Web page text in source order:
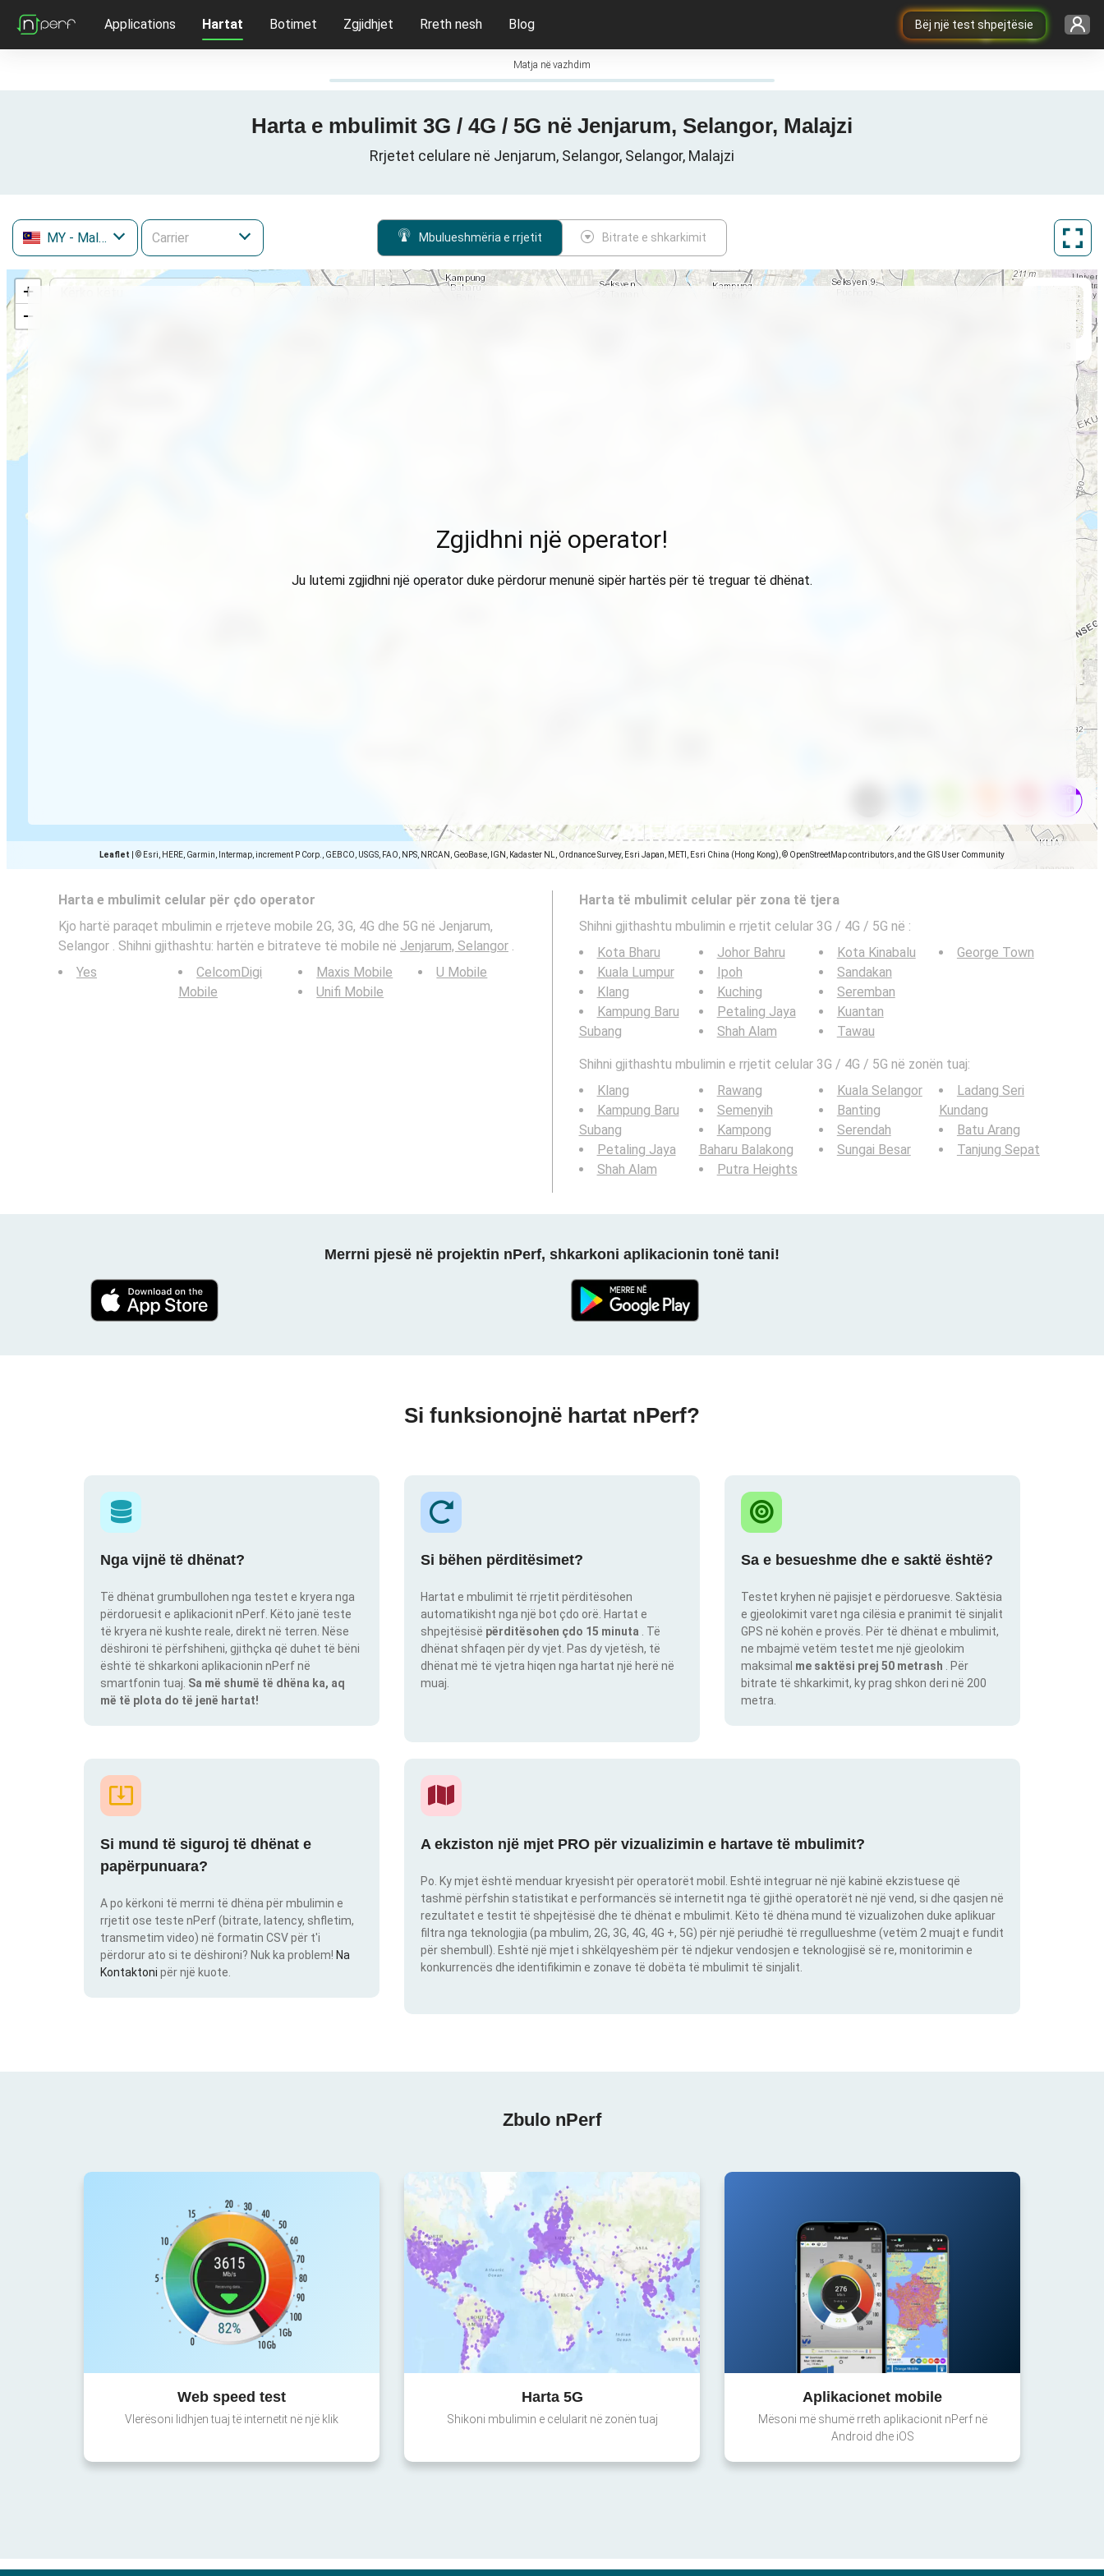
Bëj një test shpejtësie
Applications Hartat Botimet Zgjidhjet Rreth nesh Blog
Matja në vazhdim
Harta e mbulimit 3G / 4G / 5G në Jenjarum, Selangor, Malajzi
Rrjetet celulare në Jenjarum, Selangor, Selangor, Malajzi
MY - Malaysia Mbulueshmëria e rrjetit Bitrate e shkarkimit
+
−
Leaflet © Esri, HERE, Garmin, Intermap, increment P Corp., GEBCO, USGS, FAO, NPS, NRCAN, GeoBase, IGN, Kadaster NL, Ordnance Survey, Esri Japan, METI, Esri China (Hong Kong), © OpenStreetMap contributors, and the GIS User Community
Zgjidhni një operator!
Ju lutemi zgjidhni një operator duke përdorur menunë sipër hartës për të treguar të dhënat.
Harta e mbulimit celular për çdo operator
Kjo hartë paraqet mbulimin e rrjeteve mobile 2G, 3G, 4G dhe 5G në Jenjarum,
Selangor . Shihni gjithashtu: hartën e bitrateve të mobile në Jenjarum, Selangor .
Yes
CelcomDigi
Mobile
Maxis Mobile
Unifi Mobile
U Mobile
Harta të mbulimit celular për zona të tjera
Shihni gjithashtu mbulimin e rrjetit celular 3G / 4G / 5G në :
Kota Bharu
Kuala Lumpur
Klang
Kampung Baru
Subang
Johor Bahru
Ipoh
Kuching
Petaling Jaya
Shah Alam
Kota Kinabalu
Sandakan
Seremban
Kuantan
Tawau
George Town
Shihni gjithashtu mbulimin e rrjetit celular 3G / 4G / 5G në zonën tuaj:
Klang
Kampung Baru
Subang
Petaling Jaya
Shah Alam
Rawang
Semenyih
Kampong
Baharu Balakong
Putra Heights
Kuala Selangor
Banting
Serendah
Sungai Besar
Ladang Seri
Kundang
Batu Arang
Tanjung Sepat
Merrni pjesë në projektin nPerf, shkarkoni aplikacionin tonë tani!
Si funksionojnë hartat nPerf?
Nga vijnë të dhënat?
Të dhënat grumbullohen nga testet e kryera nga
përdoruesit e aplikacionit nPerf. Këto janë teste
të kryera në kushte reale, direkt në terren. Nëse
dëshironi të përfshiheni, gjithçka që duhet të bëni
është të shkarkoni aplikacionin nPerf në
smartfonin tuaj. Sa më shumë të dhëna ka, aq
më të plota do të jenë hartat!
Si bëhen përditësimet?
Hartat e mbulimit të rrjetit përditësohen
automatikisht nga një bot çdo orë. Hartat e
shpejtësisë përditësohen çdo 15 minuta
. Të
dhënat shfaqen për dy vjet. Pas dy vjetësh, të
dhënat më të vjetra hiqen nga hartat një herë në
muaj.
Sa e besueshme dhe e saktë është?
Testet kryhen në pajisjet e përdoruesve. Saktësia
e gjeolokimit varet nga cilësia e pranimit të sinjalit
GPS në kohën e provës. Për të dhënat e mbulimit,
ne mbajmë vetëm testet me një gjeolokim
maksimal me saktësi prej 50 metrash
. Për
bitrate të shkarkimit, ky prag shkon deri në 200
metra.
Si mund të siguroj të dhënat e
papërpunuara?
A po kërkoni të merrni të dhëna për mbulimin e
rrjetit ose teste nPerf (bitrate, latency, shfletim,
transmetim video) në formatin CSV për t'i
përdorur ato si te dëshironi? Nuk ka problem! Na
Kontaktoni për një kuote.
A ekziston një mjet PRO për vizualizimin e hartave të mbulimit?
Po. Ky mjet është menduar kryesisht për operatorët mobil. Eshtë integruar në një kabinë ekzistuese që
tashmë përfshin statistikat e performancës së internetit nga të gjithë operatorët në një vend, si dhe qasjen në
rezultatet e testit të shpejtësisë dhe të dhënat e mbulimit. Këto të dhëna mund të vizualizohen duke aplikuar
filtra nga teknologjia (pa mbulim, 2G, 3G, 4G, 4G +, 5G) për një periudhë të rregullueshme (vetëm 2 muajt e fundit
për shembull). Eshtë një mjet i shkëlqyeshëm për të ndjekur vendosjen e teknologjisë së re, monitorimin e
konkurrencës dhe identifikimin e zonave të dobëta të mbulimit të sinjalit.
Zbulo nPerf
Web speed test
Vlerësoni lidhjen tuaj të internetit në një klik
Harta 5G
Shikoni mbulimin e celularit në zonën tuaj
Aplikacionet mobile
Mësoni më shumë rreth aplikacionit nPerf në
Android dhe iOS